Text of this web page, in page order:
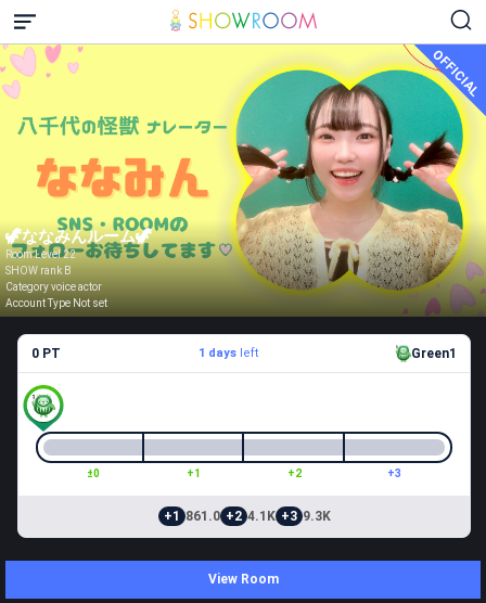
OFFICIAL
🦖ななみんルーム🦖
Room Level 22
SHOW rank B
Category voice actor
Account Type Not set
0 PT 1 daysleft Green1
±0 +1 +2 +3
+1 861.0 +2 4.1K +3 9.3K
View Room